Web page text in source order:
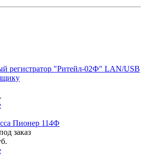
регистратор "Ритейл-02Ф" LAN/USB
Пионер 114Ф
заказ